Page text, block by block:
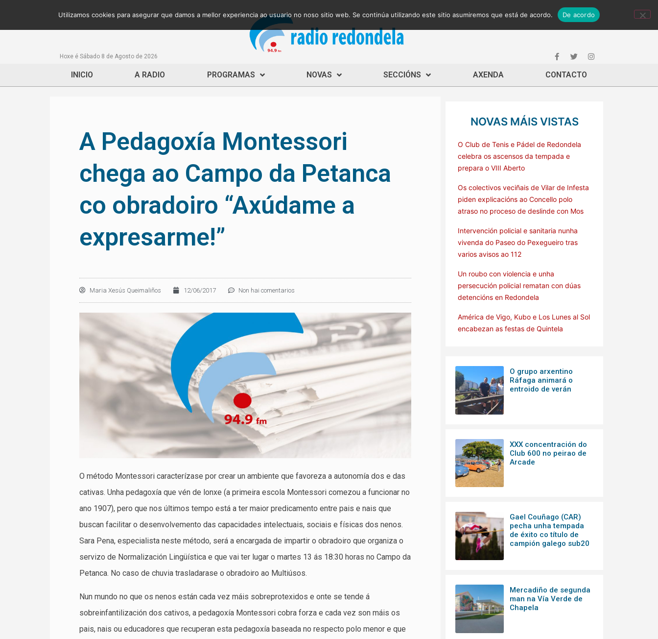
Hoxe é Sábado 8 de Agosto de 2026
INICIO A RADIO PROGRAMAS NOVAS SECCIÓNS AXENDA CONTACTO
A Pedagoxía Montessori
chega ao Campo da Petanca
co obradoiro “Axúdame a
expresarme!”
Maria Xesús Queimaliños 12/06/2017 Non hai comentarios
O método Montessori caracterízase por crear un ambiente que favoreza a autonomía dos e das
cativas. Unha pedagoxía que vén de lonxe (a primeira escola Montessori comezou a funcionar no
ano 1907), pero que nos últimos tempo está a ter maior predicamento entre pais e nais que
buscan facilitar o desenvolvemento das capacidades intelectuais, sociais e físicas dos nenos.
Sara Pena, especialista neste método, será a encargada de impartir o obradoiro que organiza o
servizo de Normalización Lingüística e que vai ter lugar o martes 13 ás 18:30 horas no Campo da
Petanca. No caso de chuvia trasladarase o obradoiro ao Multiúsos.
Nun mundo no que os nenos están cada vez máis sobreprotexidos e onte se tende á
sobreinfantilización dos cativos, a pedagoxía Montessori cobra forza e cada vez son máis os
pais, nais ou educadores que recuperan esta pedagoxía baseada no respecto polo menor e que
NOVAS MÁIS VISTAS
O Club de Tenis e Pádel de Redondela
celebra os ascensos da tempada e
prepara o VIII Aberto
Os colectivos veciñais de Vilar de Infesta
piden explicacións ao Concello polo
atraso no proceso de deslinde con Mos
Intervención policial e sanitaria nunha
vivenda do Paseo do Pexegueiro tras
varios avisos ao 112
Un roubo con violencia e unha
persecución policial rematan con dúas
detencións en Redondela
América de Vigo, Kubo e Los Lunes al Sol
encabezan as festas de Quintela
O grupo arxentino
Ráfaga animará o
entroido de verán
XXX concentración do
Club 600 no peirao de
Arcade
Gael Couñago (CAR)
pecha unha tempada
de éxito co título de
campión galego sub20
Mercadiño de segunda
man na Vía Verde de
Chapela
Utilizamos cookies para asegurar que damos a mellor experiencia ao usuario no noso sitio web. Se continúa utilizando este sitio asumiremos que está de acordo. De acordo